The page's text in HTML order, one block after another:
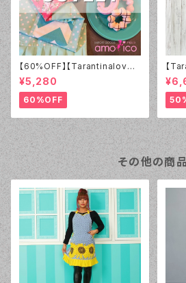
【60%OFF】【Tarantinalover
s】エプロン Coral Roses【ア
ウトレット】
¥5,280
60%OFF
【
その他の商品